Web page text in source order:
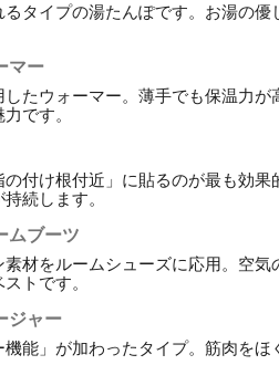
タイプの湯たんぽです。お湯の
マー
たウォーマー。薄手でも保温力
です。
付け根付近」に貼るのが最も効
続します。
ムブーツ
材をルームシューズに応用。空
トです。
ジャー
能」が加わったタイプ。筋肉を